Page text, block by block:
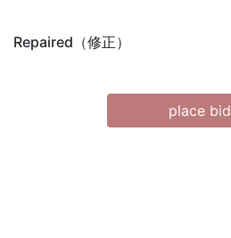
Repaired（修正）
place bid